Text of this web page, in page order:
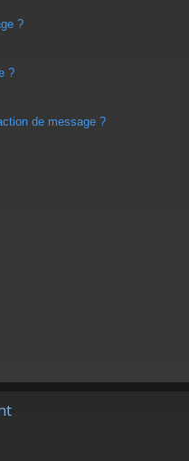
?
?
de message ?